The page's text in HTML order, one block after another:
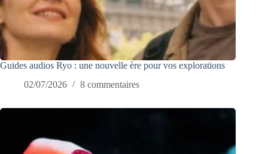
Guides audios Ryo : une nouvelle ère pour vos explorations
02/07/2026
8 commentaires